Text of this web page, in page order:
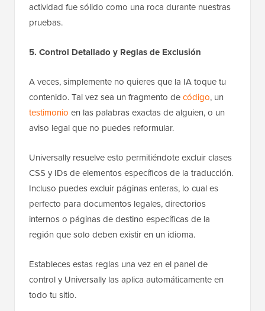
actividad fue sólido como una roca durante nuestras
pruebas.
5. Control Detallado y Reglas de Exclusión
A veces, simplemente no quieres que la IA toque tu
contenido. Tal vez sea un fragmento decódigo, un
testimonio en las palabras exactas de alguien, o un
aviso legal que no puedes reformular.
Universally resuelve esto permitiéndote excluir clases
CSS y IDs de elementos específicos de la traducción.
Incluso puedes excluir páginas enteras, lo cual es
perfecto para documentos legales, directorios
internos o páginas de destino específicas de la
región que solo deben existir en un idioma.
Estableces estas reglas una vez en el panel de
control y Universally las aplica automáticamente en
todo tu sitio.